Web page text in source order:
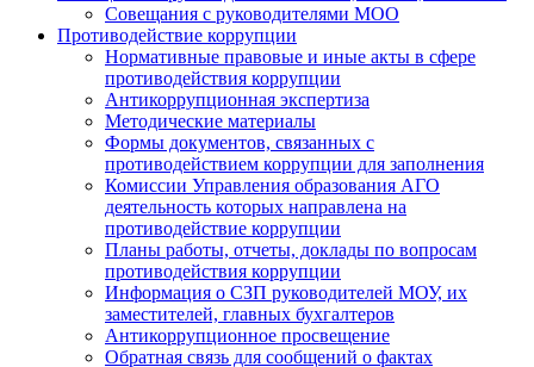
Совещания с руководителями МОО
Противодействие коррупции
Нормативные правовые и иные акты в сфере
противодействия коррупции
Антикоррупционная экспертиза
Методические материалы
Формы документов, связанных с
противодействием коррупции для заполнения
Комиссии Управления образования АГО
деятельность которых направлена на
противодействие коррупции
Планы работы, отчеты, доклады по вопросам
противодействия коррупции
Информация о СЗП руководителей МОУ, их
заместителей, главных бухгалтеров
Антикоррупционное просвещение
Обратная связь для сообщений о фактах